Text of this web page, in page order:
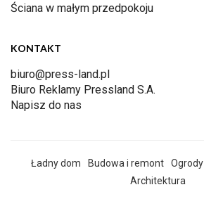
Ściana w małym przedpokoju
KONTAKT
biuro@press-land.pl
Biuro Reklamy Pressland S.A.
Napisz do nas
Ładny dom Budowa i remont Ogrody
Architektura